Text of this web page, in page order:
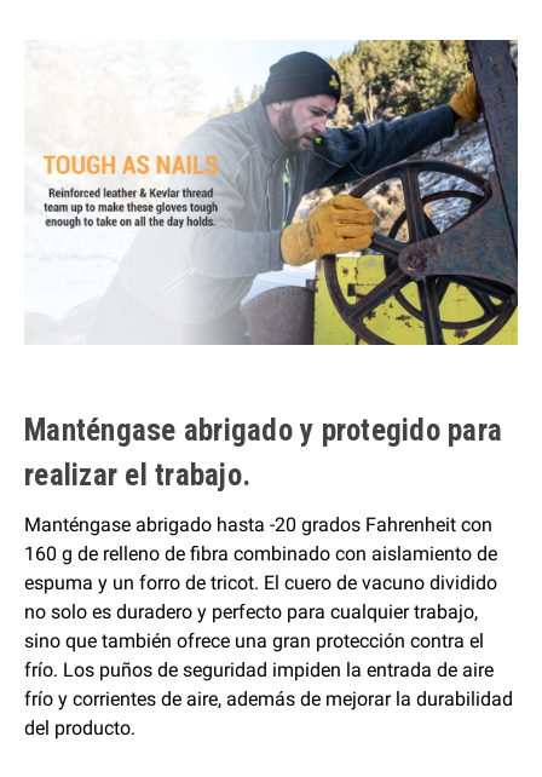
Manténgase abrigado y protegido para
realizar el trabajo.
Manténgase abrigado hasta -20 grados Fahrenheit con
160 g de relleno de fibra combinado con aislamiento de
espuma y un forro de tricot. El cuero de vacuno dividido
no solo es duradero y perfecto para cualquier trabajo,
sino que también ofrece una gran protección contra el
frío. Los puños de seguridad impiden la entrada de aire
frío y corrientes de aire, además de mejorar la durabilidad
del producto.